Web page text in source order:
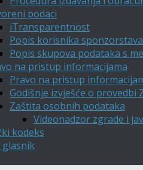
podaci
iTransparentnost
Popis korisnika
Popis skupova podataka s
na pristup informacijama
Pravo na pristup
Godišnje izvješće o
Zaštita osobnih podataka
Videonadzor zgrade i
kodeks
glasnik